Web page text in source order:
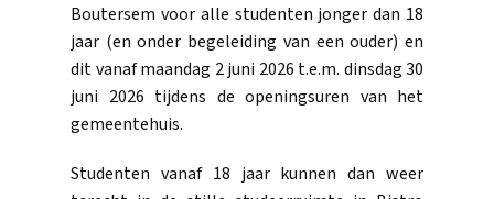
Boutersem voor alle studenten jonger dan 18
jaar (en onder begeleiding van een ouder) en
dit vanaf maandag 2 juni 2026 t.e.m. dinsdag 30
juni 2026 tijdens de openingsuren van het
gemeentehuis.
Studenten vanaf 18 jaar kunnen dan weer